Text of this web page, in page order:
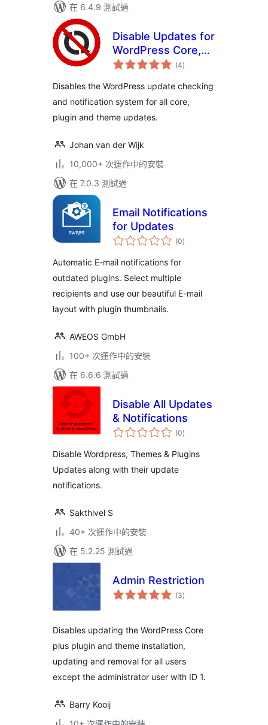
在 6.4.9 測試過
Disable Updates for
WordPress Core,
Plugins and (4總
評)
Disables the WordPress update checking
and notification system for all core,
plugin and theme updates.
Johan van der Wijk
10,000+ 次運作中的安裝
在 7.0.3 測試過
Email Notifications
for Updates
(0總
評)
Automatic E-mail notifications for
outdated plugins. Select multiple
recipients and use our beautiful E-mail
layout with plugin thumbnails.
AWEOS GmbH
100+ 次運作中的安裝
在 6.6.6 測試過
Disable All Updates
& Notifications
(0總
評)
Disable Wordpress, Themes & Plugins
Updates along with their update
notifications.
Sakthivel S
40+ 次運作中的安裝
在 5.2.25 測試過
Admin Restriction
(3總
評)
Disables updating the WordPress Core
plus plugin and theme installation,
updating and removal for all users
except the administrator user with ID 1.
Barry Kooij